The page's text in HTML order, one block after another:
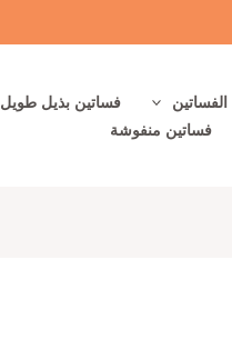
فساتين بذيل طويل
فساتين منفوشة